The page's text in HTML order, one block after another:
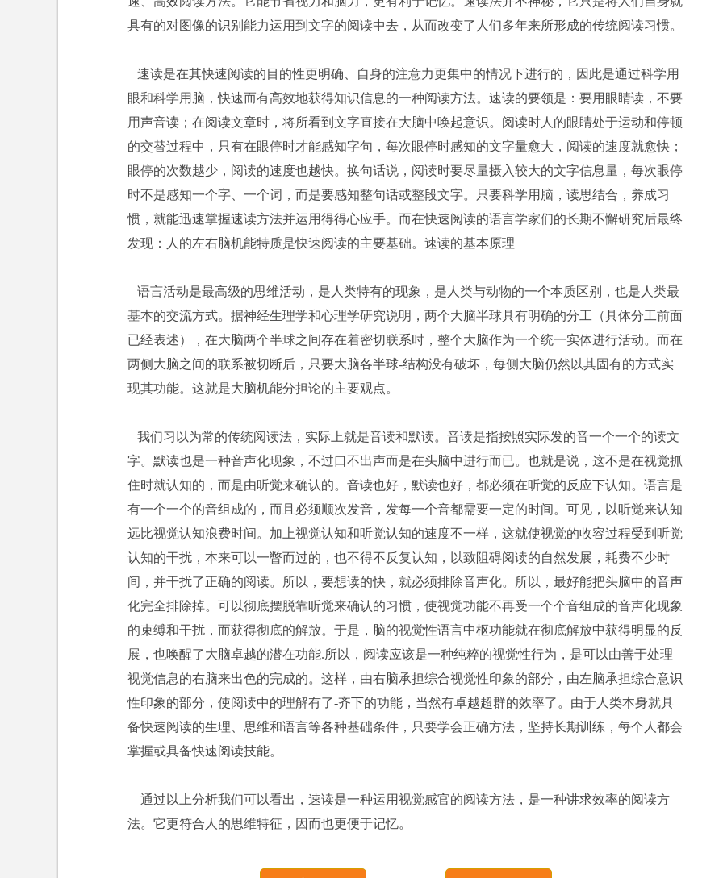
具有的对图像的识别能力运用到文字的阅读中去，从而改变了人们多年来所形成的传统阅读习惯。
速读是在其快速阅读的目的性更明确、自身的注意力更集中的情况下进行的，因此是通过科学用
眼和科学用脑，快速而有高效地获得知识信息的一种阅读方法。速读的要领是：要用眼睛读，不要
用声音读；在阅读文章时，将所看到文字直接在大脑中唤起意识。阅读时人的眼睛处于运动和停顿
的交替过程中，只有在眼停时才能感知字句，每次眼停时感知的文字量愈大，阅读的速度就愈快；
眼停的次数越少，阅读的速度也越快。换句话说，阅读时要尽量摄入较大的文字信息量，每次眼停
时不是感知一个字、一个词，而是要感知整句话或整段文字。只要科学用脑，读思结合，养成习
惯，就能迅速掌握速读方法并运用得得心应手。而在快速阅读的语言学家们的长期不懈研究后最终
发现：人的左右脑机能特质是快速阅读的主要基础。速读的基本原理
语言活动是最高级的思维活动，是人类特有的现象，是人类与动物的一个本质区别，也是人类最
基本的交流方式。据神经生理学和心理学研究说明，两个大脑半球具有明确的分工（具体分工前面
已经表述），在大脑两个半球之间存在着密切联系时，整个大脑作为一个统一实体进行活动。而在
两侧大脑之间的联系被切断后，只要大脑各半球-结构没有破坏，每侧大脑仍然以其固有的方式实
现其功能。这就是大脑机能分担论的主要观点。
我们习以为常的传统阅读法，实际上就是音读和默读。音读是指按照实际发的音一个一个的读文
字。默读也是一种音声化现象，不过口不出声而是在头脑中进行而已。也就是说，这不是在视觉抓
住时就认知的，而是由听觉来确认的。音读也好，默读也好，都必须在听觉的反应下认知。语言是
有一个一个的音组成的，而且必须顺次发音，发每一个音都需要一定的时间。可见，以听觉来认知
远比视觉认知浪费时间。加上视觉认知和听觉认知的速度不一样，这就使视觉的收容过程受到听觉
认知的干扰，本来可以一瞥而过的，也不得不反复认知，以致阻碍阅读的自然发展，耗费不少时
间，并干扰了正确的阅读。所以，要想读的快，就必须排除音声化。所以，最好能把头脑中的音声
化完全排除掉。可以彻底摆脱靠听觉来确认的习惯，使视觉功能不再受一个个音组成的音声化现象
的束缚和干扰，而获得彻底的解放。于是，脑的视觉性语言中枢功能就在彻底解放中获得明显的反
展，也唤醒了大脑卓越的潜在功能.所以，阅读应该是一种纯粹的视觉性行为，是可以由善于处理
视觉信息的右脑来出色的完成的。这样，由右脑承担综合视觉性印象的部分，由左脑承担综合意识
性印象的部分，使阅读中的理解有了-齐下的功能，当然有卓越超群的效率了。由于人类本身就具
备快速阅读的生理、思维和语言等各种基础条件，只要学会正确方法，坚持长期训练，每个人都会
掌握或具备快速阅读技能。
通过以上分析我们可以看出，速读是一种运用视觉感官的阅读方法，是一种讲求效率的阅读方
法。它更符合人的思维特征，因而也更便于记忆。